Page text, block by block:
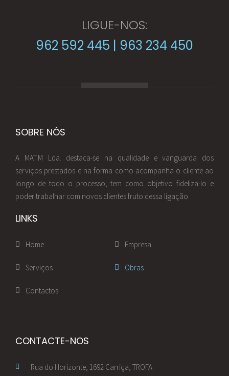
LIGUE-NOS:
962 592 445 | 963 234 450
SOBRE NÓS
A MAT.M Lda. destaca-se na qualidade e vanguarda dos
serviços prestados e na forma como acompanha o cliente ao
longo de todo o processo, tem como objetivo fideliza-lo e
poder trabalhar com novos clientes fruto dessa ligação.
LINKS
Home Empresa
Serviços Obras
Contactos
CONTACTE-NOS
Rua do Horizonte, 1692 Carriça, TROFA